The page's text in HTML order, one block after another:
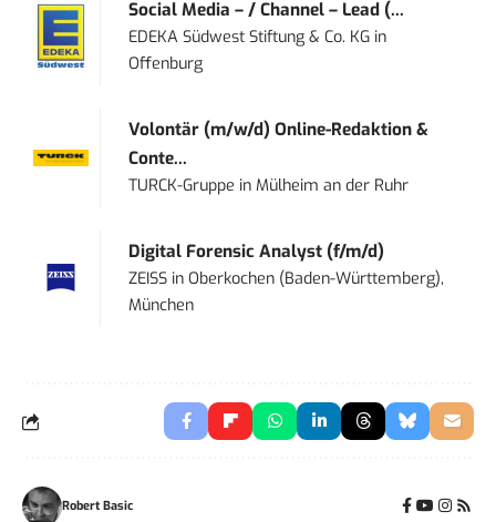
Social Media – / Channel – Lead (...
EDEKA Südwest Stiftung & Co. KG in
Offenburg
Volontär (m/w/d) Online-Redaktion &
Conte...
TURCK-Gruppe inMülheim an der Ruhr
Digital Forensic Analyst (f/m/d)
ZEISS inOberkochen (Baden-Württemberg),
München
Robert Basic